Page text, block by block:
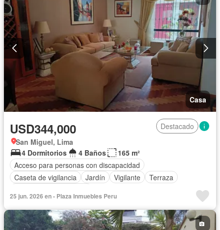
Casa
USD344,000
Destacado
San Miguel, Lima
4 Dormitorios
4 Baños
165 m²
Acceso para personas con discapacidad
Caseta de vigilancia
Jardín Vigilante
Terraza
25 jun. 2026 en - Plaza Inmuebles Peru